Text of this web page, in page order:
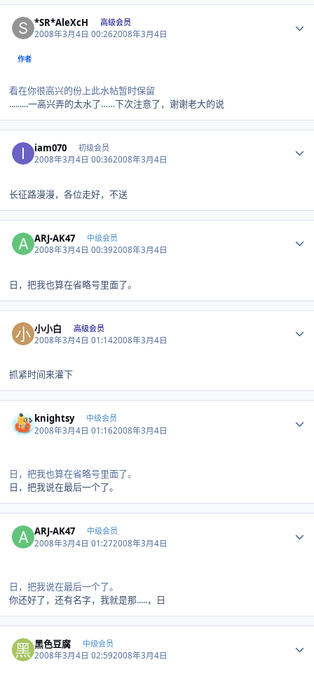
*SR*AleXcH 高级会员
2008年3月4日 00:262008年3月4日
作者
看在你很高兴的份上此水帖暂时保留
.........一高兴弄的太水了……下次注意了，谢谢老大的说
iam070 初级会员
2008年3月4日 00:362008年3月4日
长征路漫漫，各位走好，不送
ARJ-AK47 中级会员
2008年3月4日 00:392008年3月4日
日，把我也算在省略号里面了。
小小白 高级会员
2008年3月4日 01:142008年3月4日
抓紧时间来灌下
knightsy 中级会员
2008年3月4日 01:162008年3月4日
日，把我也算在省略号里面了。
日，把我说在最后一个了。
ARJ-AK47 中级会员
2008年3月4日 01:272008年3月4日
日，把我说在最后一个了。
你还好了，还有名字，我就是那.....，日
黑色豆腐 中级会员
2008年3月4日 02:592008年3月4日